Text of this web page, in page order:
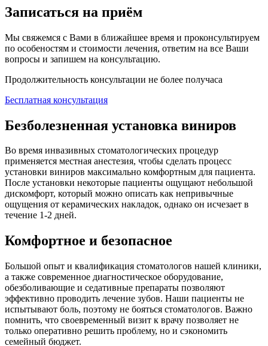
Записаться на приём
Мы свяжемся с Вами в ближайшее время и проконсультируем
по особеностям и стоимости лечения, ответим на все Ваши
вопросы и запишем на консультацию.
Продолжительность консультации не более получаса
Бесплатная консультация
Безболезненная установка виниров
Во время инвазивных стоматологических процедур
применяется местная анестезия, чтобы сделать процесс
установки виниров максимально комфортным для пациента.
После установки некоторые пациенты ощущают небольшой
дискомфорт, который можно описать как непривычные
ощущения от керамических накладок, однако он исчезает в
течение 1-2 дней.
Комфортное и безопасное
Большой опыт и квалификация стоматологов нашей клиники,
а также современное диагностическое оборудование,
обезболивающие и седативные препараты позволяют
эффективно проводить лечение зубов. Наши пациенты не
испытывают боль, поэтому не бояться стоматологов. Важно
помнить, что своевременный визит к врачу позволяет не
только оперативно решить проблему, но и сэкономить
семейный бюджет.